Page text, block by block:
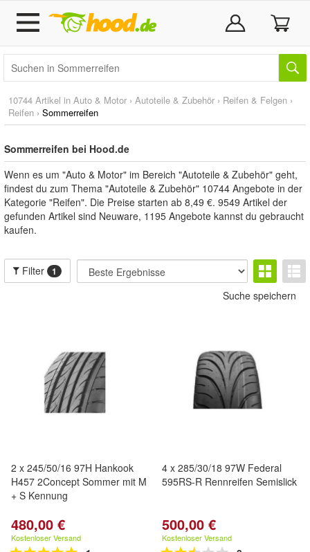
10744 Artikel in Auto & Motor › Autoteile & Zubehör › Reifen & Felgen ›
Reifen › Sommerreifen
Sommerreifen bei Hood.de
Wenn es um "Auto & Motor" im Bereich "Autoteile & Zubehör" geht,
findest du zum Thema "Autoteile & Zubehör" 10744 Angebote in der
Kategorie "Reifen". Die Preise starten ab 8,49 €. 9549 Artikel der
gefunden Artikel sind Neuware, 1195 Angebote kannst du gebraucht
kaufen.
Filter 1
Suche speichern
2 x 245/50/16 97H Hankook
H457 2Concept Sommer mit M
+ S Kennung
480,00 €
Kostenloser Versand
4 x 285/30/18 97W Federal
595RS-R Rennreifen Semislick
500,00 €
Kostenloser Versand